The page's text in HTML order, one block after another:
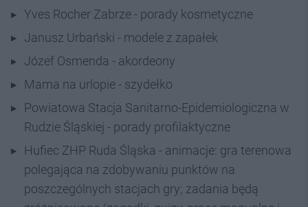
Yves Rocher Zabrze - porady kosmetyczne
Janusz Urbański - modele z zapałek
Józef Osmenda - akordeony
Mama na urlopie - szydełko
Powiatowa Stacja Sanitarno-Epidemiologiczna w
Rudzie Śląskiej - porady profilaktyczne
Hufiec ZHP Ruda Śląska - animacje: gra terenowa
polegająca na zdobywaniu punktów na
poszczególnych stacjach gry; zadania będą